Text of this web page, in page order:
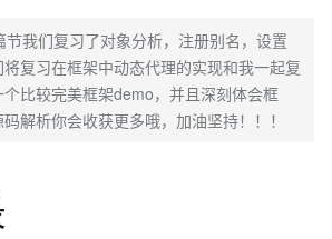
节我们复习了对象分析，注册别名，设置
复习在框架中动态代理的实现和我一起复
比较完美框架demo，并且深刻体会框
解析你会收获更多哦，加油坚持！！！